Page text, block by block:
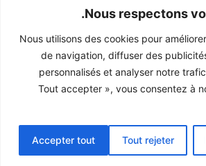
Nous respectons
Nous utilisons des cookies pour
de navigation, diffuser des
personnalisés et analyser notre
Tout accepter », vous consentez à
Tout rejeter
Accepter tout
حياتي 2022